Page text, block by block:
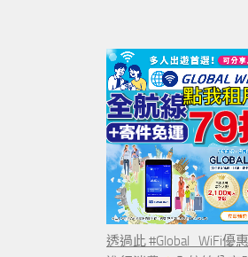
透過此 #Global_WiFi優